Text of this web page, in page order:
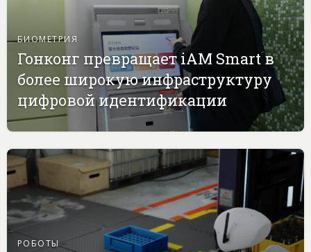
БИОМЕТРИЯ
Гонконг превращает iAM Smart в
более широкую инфраструктуру
цифровой идентификации
РОБОТЫ